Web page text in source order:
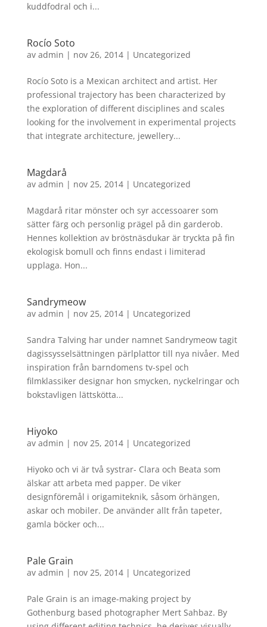
kuddfodral och i...
Rocío Soto
av admin | nov 26, 2014| Uncategorized
Rocío Soto is a Mexican architect and artist. Her
professional trajectory has been characterized by
the exploration of different disciplines and scales
looking for the involvement in experimental projects
that integrate architecture, jewellery...
Magdarå
av admin | nov 25, 2014| Uncategorized
Magdarå ritar mönster och syr accessoarer som
sätter färg och personlig prägel på din garderob.
Hennes kollektion av bröstnäsdukar är tryckta på fin
ekologisk bomull och finns endast i limiterad
upplaga. Hon...
Sandrymeow
av admin | nov 25, 2014| Uncategorized
Sandra Talving har under namnet Sandrymeow tagit
dagissysselsättningen pärlplattor till nya nivåer. Med
inspiration från barndomens tv-spel och
filmklassiker designar hon smycken, nyckelringar och
bokstavligen lättskötta...
Hiyoko
av admin | nov 25, 2014| Uncategorized
Hiyoko och vi är två systrar- Clara och Beata som
älskar att arbeta med papper. De viker
designföremål i origamiteknik, såsom örhängen,
askar och mobiler. De använder allt från tapeter,
gamla böcker och...
Pale Grain
av admin | nov 25, 2014| Uncategorized
Pale Grain is an image-making project by
Gothenburg based photographer Mert Sahbaz. By